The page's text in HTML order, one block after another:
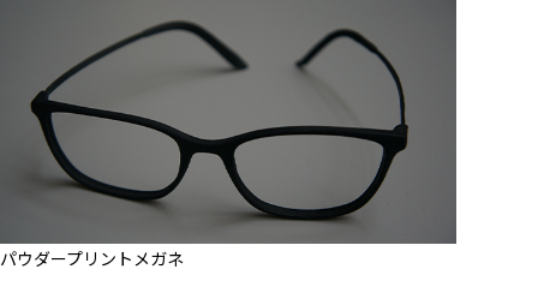
パウダープリントメガネ